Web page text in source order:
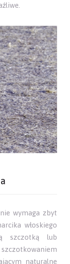
wymaga zbyt
włoskiego
szczotką lub
naturalne